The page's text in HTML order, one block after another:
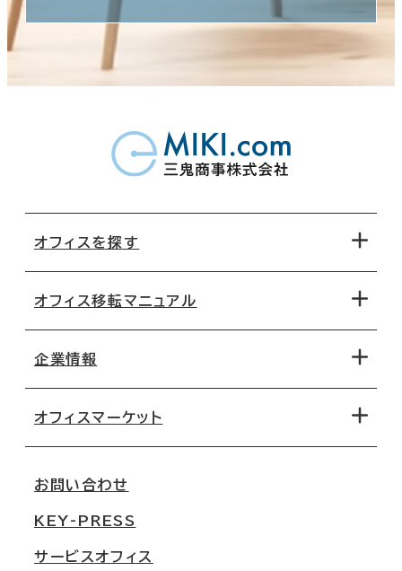
オフィスを探す
地図から探す
路線・駅から探す
オフィス移転マニュアル
移転コストシミュレーション
移転スケジュール
オフィス移転Q&A
企業情報
オフィスマーケット
大阪
名古屋
お問い合わせ
KEY-PRESS
サービスオフィス